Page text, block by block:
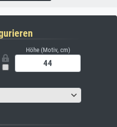
Höhe (Motiv, cm)